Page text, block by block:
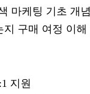
마케팅 기초 개
구매 여정 이해
지원